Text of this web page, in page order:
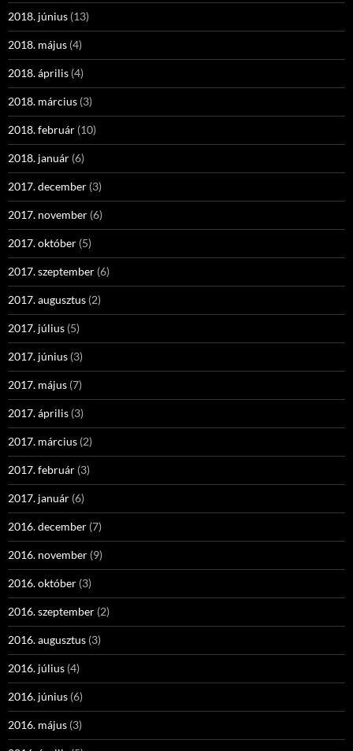
2018. június (13)
2018. május (4)
2018. április (4)
2018. március (3)
2018. február (10)
2018. január (6)
2017. december (3)
2017. november (6)
2017. október (5)
2017. szeptember (6)
2017. augusztus (2)
2017. július (5)
2017. június (3)
2017. május (7)
2017. április (3)
2017. március (2)
2017. február (3)
2017. január (6)
2016. december (7)
2016. november (9)
2016. október (3)
2016. szeptember (2)
2016. augusztus (3)
2016. július (4)
2016. június (6)
2016. május (3)